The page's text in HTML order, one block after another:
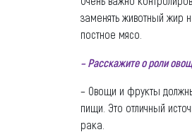
заменять животный жир
постное мясо.
– Расскажите о роли
– Овощи и фрукты
пищи. Это отличный
рака.